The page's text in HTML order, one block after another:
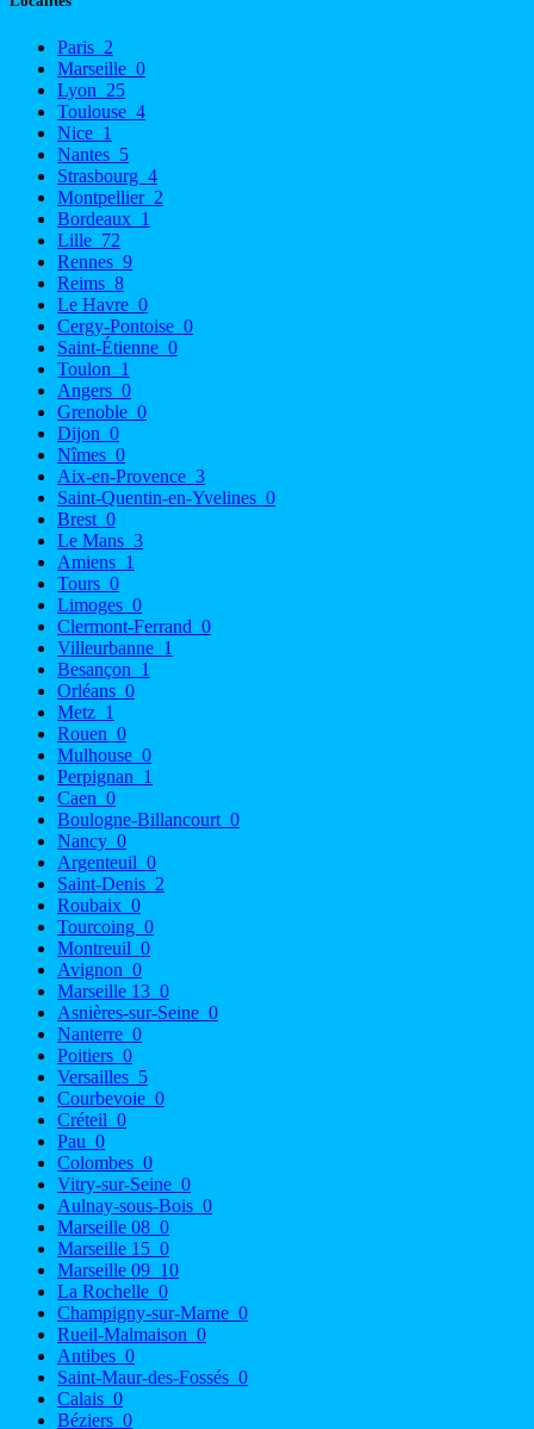
Paris 2
Marseille 0
Lyon 25
Toulouse 4
Nice 1
Nantes 5
Strasbourg 4
Montpellier 2
Bordeaux 1
Lille 72
Rennes 9
Reims 8
Le Havre 0
Cergy-Pontoise 0
Saint-Étienne 0
Toulon 1
Angers 0
Grenoble 0
Dijon 0
Nîmes 0
Aix-en-Provence 3
Saint-Quentin-en-Yvelines 0
Brest 0
Le Mans 3
Amiens 1
Tours 0
Limoges 0
Clermont-Ferrand 0
Villeurbanne 1
Besançon 1
Orléans 0
Metz 1
Rouen 0
Mulhouse 0
Perpignan 1
Caen 0
Boulogne-Billancourt 0
Nancy 0
Argenteuil 0
Saint-Denis 2
Roubaix 0
Tourcoing 0
Montreuil 0
Avignon 0
Marseille 13 0
Asnières-sur-Seine 0
Nanterre 0
Poitiers 0
Versailles 5
Courbevoie 0
Créteil 0
Pau 0
Colombes 0
Vitry-sur-Seine 0
Aulnay-sous-Bois 0
Marseille 08 0
Marseille 15 0
Marseille 09 10
La Rochelle 0
Champigny-sur-Marne 0
Rueil-Malmaison 0
Antibes 0
Saint-Maur-des-Fossés 0
Calais 0
Béziers 0